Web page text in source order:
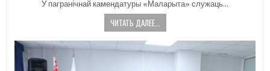
У пагранічнай камендатуры «Маларыта» служаць…
ЧИТАТЬ ДАЛЕЕ...